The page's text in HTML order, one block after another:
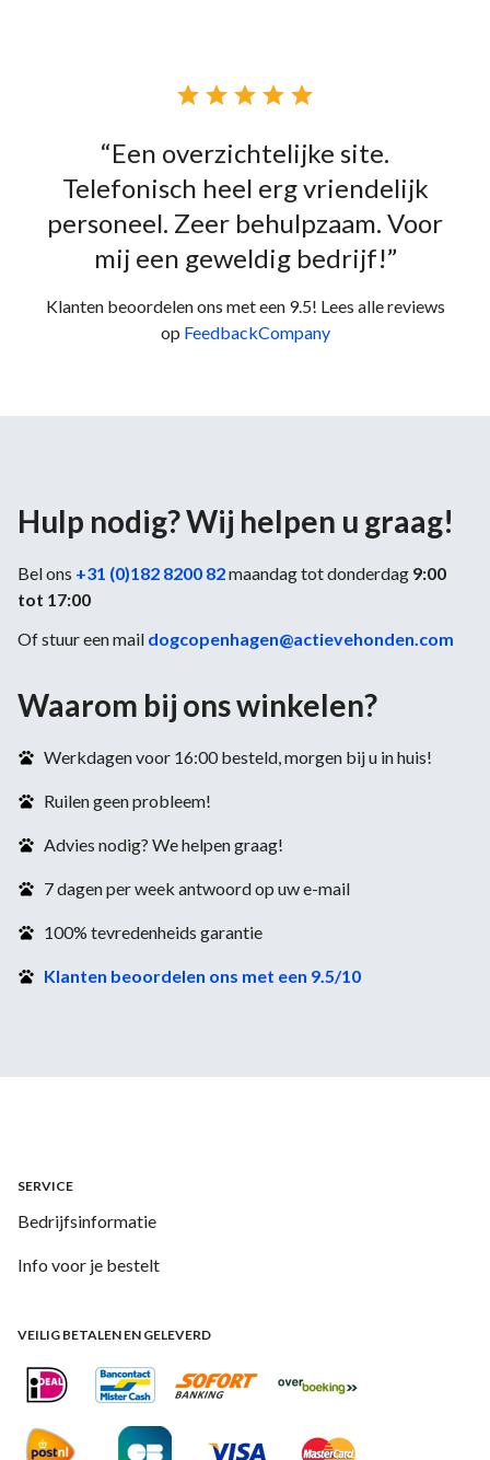
    
“Een overzichtelijke site.
Telefonisch heel erg vriendelijk
personeel. Zeer behulpzaam. Voor
mij een geweldig bedrijf!”
Klanten beoordelen ons met een 9.5! Lees alle reviews
op FeedbackCompany
Hulp nodig? Wij helpen u graag!
Bel ons +31 (0)182 8200 82maandag tot donderdag 9:00
tot 17:00
Of stuur een mail dogcopenhagen@actievehonden.com
Waarom bij ons winkelen?
Werkdagen voor 16:00 besteld, morgen bij u in huis!
Ruilen geen probleem!
Advies nodig? We helpen graag!
7 dagen per week antwoord op uw e-mail
100% tevredenheids garantie
Klanten beoordelen ons met een 9.5/10
SERVICE
Bedrijfsinformatie
Info voor je bestelt
VEILIG BETALEN EN GELEVERD